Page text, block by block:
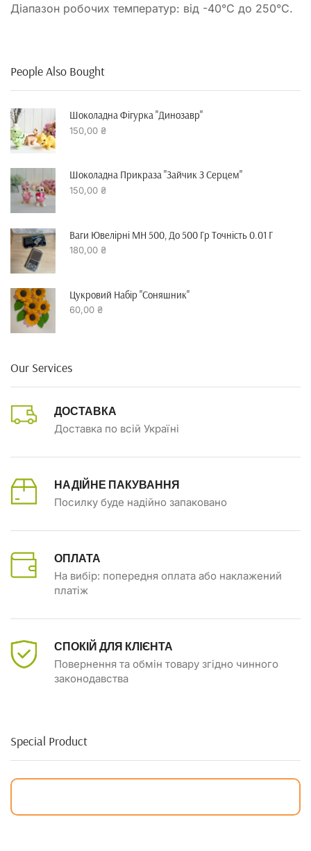
Діапазон робочих температур: від -40°C до 250°C.
People Also Bought
Шоколадна Фігурка "динозавр"
150,00 ₴
Шоколадна Прикраза "зайчик З Серцем"
150,00 ₴
Ваги Ювелірні MH 500, До 500 Гр Точність 0.01 Г
180,00 ₴
Цукровий Набір "Соняшник"
60,00 ₴
Our Services
ДОСТАВКА
Доставка по всій Україні
НАДІЙНЕ ПАКУВАННЯ
Посилку буде надійно запаковано
ОПЛАТА
На вибір: попередня оплата або наклажений
платіж
СПОКІЙ ДЛЯ КЛІЄНТА
Повернення та обмін товару згідно чинного
законодавства
Special Product